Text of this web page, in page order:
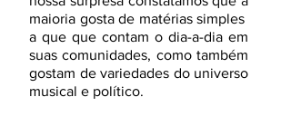
maioria gosta de matérias simples
a que que contam o dia-a-dia em
suas comunidades, como também
gostam de variedades do universo
musical e político.